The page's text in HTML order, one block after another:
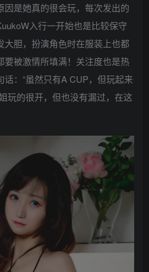
因是她真的很会玩，每次发出的
入行一开始也是比较保守
大胆，扮演角色时在服装上也都
要被激情所填满！关注度也是热
：“虽然只有A CUP，但玩起来
玩的很开，但也没有漏过，在这